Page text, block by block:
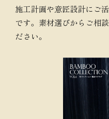
施工計画や意匠設計にご
です。素材選びからご相
ださい。